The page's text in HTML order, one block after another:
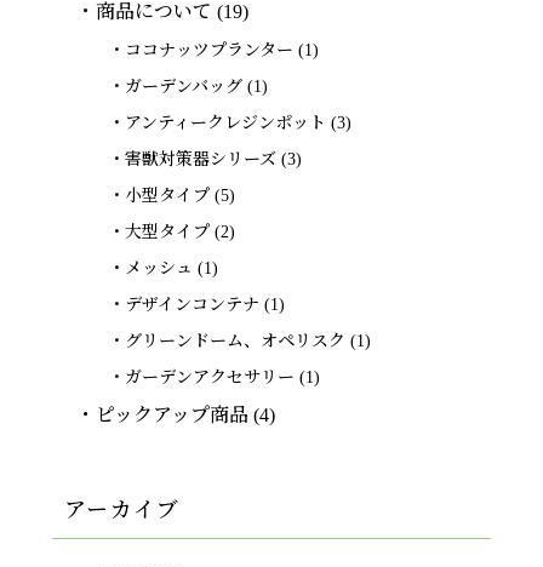
商品について (19)
ココナッツプランター (1)
ガーデンバッグ(1)
アンティークレジンポット (3)
害獣対策器シリーズ(3)
小型タイプ(5)
大型タイプ(2)
メッシュ (1)
デザインコンテナ (1)
グリーンドーム、オペリスク (1)
ガーデンアクセサリー (1)
ピックアップ商品 (4)
アーカイブ